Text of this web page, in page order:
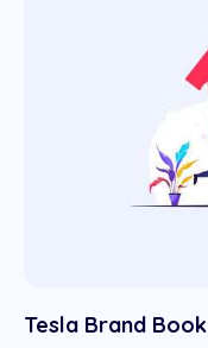
Tesla Brand Book